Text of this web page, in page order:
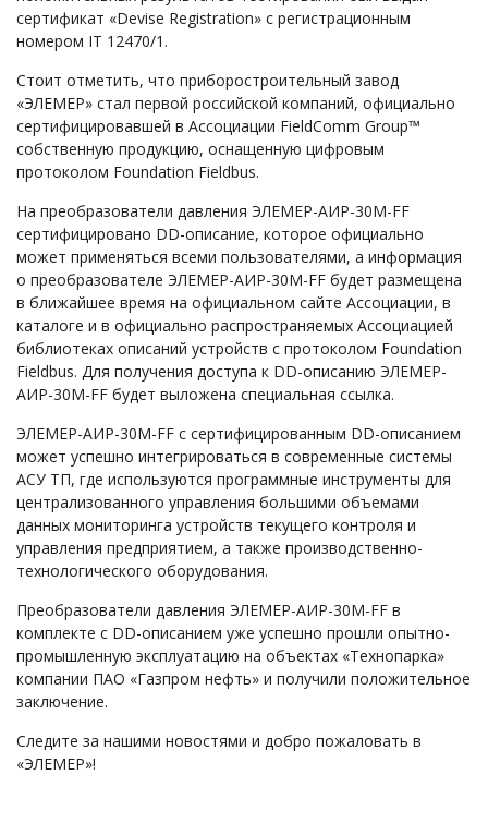
сертификат «Devise Registration» с регистрационным
номером IT 12470/1.
Стоит отметить, что приборостроительный завод
«ЭЛЕМЕР» стал первой российской компаний, официально
сертифицировавшей в Ассоциации FieldComm Group™
собственную продукцию, оснащенную цифровым
протоколом Foundation Fieldbus.
На преобразователи давления ЭЛЕМЕР-АИР-30М-FF
сертифицировано DD-описание, которое официально
может применяться всеми пользователями, а информация
о преобразователе ЭЛЕМЕР-АИР-30М-FF будет размещена
в ближайшее время на официальном сайте Ассоциации, в
каталоге и в официально распространяемых Ассоциацией
библиотеках описаний устройств с протоколом Foundation
Fieldbus. Для получения доступа к DD-описанию ЭЛЕМЕР-
АИР-30М-FF будет выложена специальная ссылка.
ЭЛЕМЕР-АИР-30М-FF c сертифицированным DD-описанием
может успешно интегрироваться в современные системы
АСУ ТП, где используются программные инструменты для
централизованного управления большими объемами
данных мониторинга устройств текущего контроля и
управления предприятием, а также производственно-
технологического оборудования.
Преобразователи давления ЭЛЕМЕР-АИР-30М-FF в
комплекте с DD-описанием уже успешно прошли опытно-
промышленную эксплуатацию на объектах «Технопарка»
компании ПАО «Газпром нефть» и получили положительное
заключение.
Следите за нашими новостями и добро пожаловать в
«ЭЛЕМЕР»!